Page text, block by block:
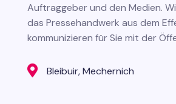
Auftraggeber und den Medien.
das Pressehandwerk aus dem
kommunizieren für Sie mit der
 Bleibuir, Mechernich